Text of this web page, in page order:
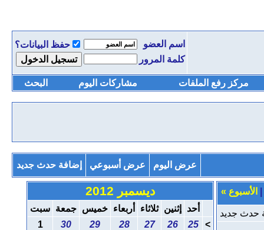
اسم العضو
حفظ البيانات؟
كلمة المرور
مركز رفع الملفات مشاركات اليوم البحث
عرض اليوم عرض أسبوعي إضافة حدث جديد
الأسبوع »
حدث جديد
ديسمبر 2012
أحد إثنين ثلاثاء أربعاء خميس جمعة سبت
>
25
26
27
28
29
30
1